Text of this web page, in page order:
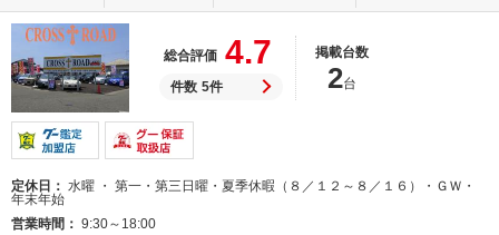
総合評価 4.7
件数 5件
掲載台数
2台
定休日
水曜 ・ 第一・第三日曜・夏季休暇（８／１２～８／１６）・ＧＷ・
年末年始
営業時間
9:30～18:00